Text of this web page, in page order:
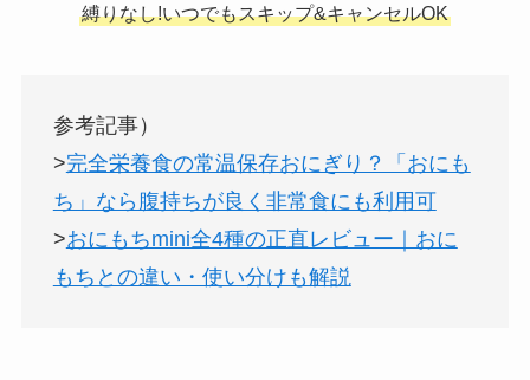
縛りなし!いつでもスキップ&キャンセルOK
参考記事）
>完全栄養食の常温保存おにぎり？「おにも
ち」なら腹持ちが良く非常食にも利用可
>おにもちmini全4種の正直レビュー｜おに
もちとの違い・使い分けも解説